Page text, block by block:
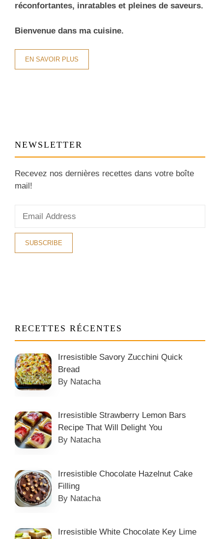
réconfortantes, inratables et pleines de saveurs.
Bienvenue dans ma cuisine.
EN SAVOIR PLUS
NEWSLETTER
Recevez nos dernières recettes dans votre boîte
mail!
RECETTES RÉCENTES
Irresistible Savory Zucchini Quick
Bread
By Natacha
Irresistible Strawberry Lemon Bars
Recipe That Will Delight You
By Natacha
Irresistible Chocolate Hazelnut Cake
Filling
By Natacha
Irresistible White Chocolate Key Lime